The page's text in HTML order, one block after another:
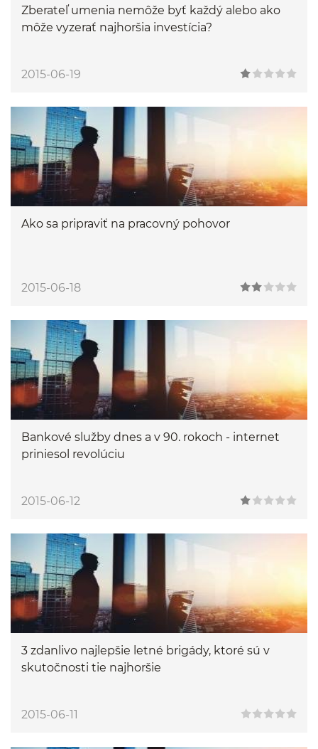
Zberateľ umenia nemôže byť každý alebo ako
môže vyzerať najhoršia investícia?
2015-06-19
Ako sa pripraviť na pracovný pohovor
2015-06-18
Bankové služby dnes a v 90. rokoch - internet
priniesol revolúciu
2015-06-12
3 zdanlivo najlepšie letné brigády, ktoré sú v
skutočnosti tie najhoršie
2015-06-11